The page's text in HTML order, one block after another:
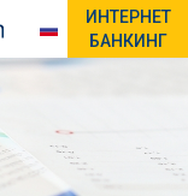
ИНТЕРНЕТ
БАНКИНГ